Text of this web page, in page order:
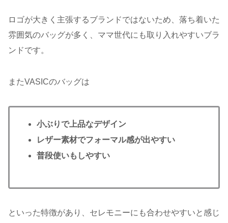
ロゴが大きく主張するブランドではないため、落ち着いた
雰囲気のバッグが多く、ママ世代にも取り入れやすいブラ
ンドです。
またVASICのバッグは
小ぶりで上品なデザイン
レザー素材でフォーマル感が出やすい
普段使いもしやすい
といった特徴があり、セレモニーにも合わせやすいと感じ